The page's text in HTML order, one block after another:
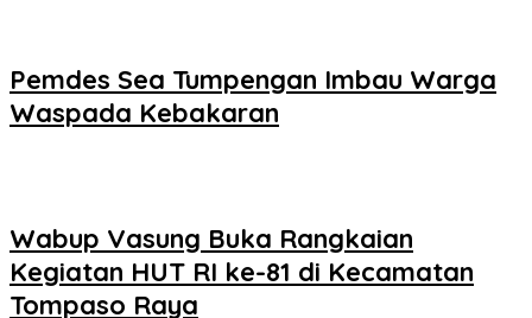
Pemdes Sea Tumpengan Imbau Warga
Waspada Kebakaran
Wabup Vasung Buka Rangkaian
Kegiatan HUT RI ke-81 di Kecamatan
Tompaso Raya